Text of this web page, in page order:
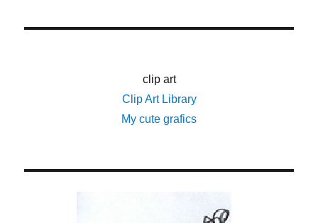
clip art
Clip Art Library
My cute grafics